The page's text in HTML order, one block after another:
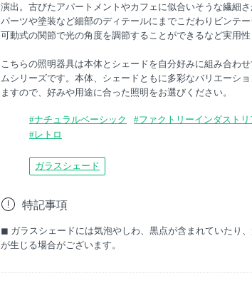
演出。古びたアパートメントやカフェに似合いそうな繊細
パーツや塗装など細部のディテールにまでこだわりビンテー
可動式の関節で光の角度を調節することができるなど実用性
こちらの照明器具は本体とシェードを自分好みに組み合わ
ムシリーズです。本体、シェードともに多彩なバリエーシ
ますので、好みや用途に合った照明をお選びください。
#ナチュラルベーシック #ファクトリーインダストリ
#レトロ
ガラスシェード
特記事項
◼︎ ガラスシェードには気泡やしわ、黒点が含まれていたり
が生じる場合がございます。